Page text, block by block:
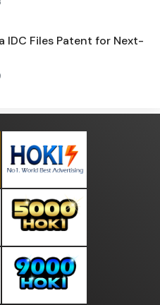
IDC Files Patent for Next-